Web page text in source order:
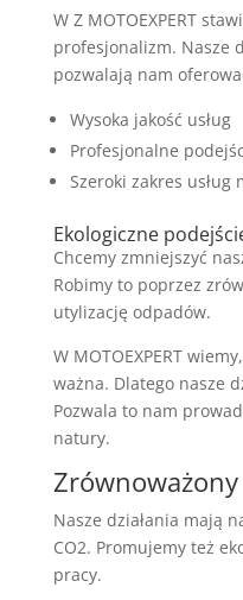
W Z MOTOEXPERT
profesjonalizm. Nasze
pozwalają nam
Wysoka jakość usług
Profesjonalne
Szeroki zakres usług
Ekologiczne
Chcemy zmniejszyć
Robimy to poprzez
utylizację odpadów.
W MOTOEXPERT
ważna. Dlatego nasze
Pozwala to nam
natury.
Nasze działania mają
CO2. Promujemy też
pracy.